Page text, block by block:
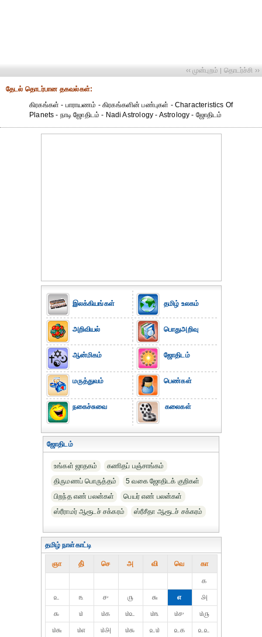
‹‹ முன்புறம் | தொடர்ச்சி ››
தேட‌ல் தொட‌ர்பான தகவ‌ல்க‌ள்:
கிரகங்கள் - பாராயணம் - கிரகங்களின் பண்புகள் - Characteristics Of
Planets - நாடி ஜோதிடம் - Nadi Astrology - Astrology - ஜோதிடம்
இலக்கியங்கள்
அறிவியல்
ஆன்மிகம்
மருத்துவம்
நகைச்சுவை
தமிழ் உலகம்
பொதுஅறிவு
ஜோதிடம்
பெண்கள்
கலைகள்
ஜோதிடம்
உங்கள் ஜாதகம்
கணிதப் பஞ்சாங்கம்
திருமணப் பொருத்தம்
5 வகை ஜோதிடக் குறிகள்
பிறந்த எண் பலன்கள்
பெயர் எண் பலன்கள்
ஸ்ரீராமர் ஆரூடச் சக்கரம்
ஸ்ரீசீதா ஆரூடச் சக்கரம்
தமிழ் நாள்காட்டி
ஞா தி் செ அ வி வெ கா
௧
௨
௩ ௪ ௫ ௬ ௭
௮
௯
௰ ௰௧ ௰௨ ௰௩ ௰௪
௰௫
௰௬
௰௭ ௰௮ ௰௯ ௨௰ ௨௧
௨௨